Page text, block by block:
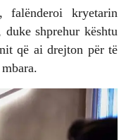
kryetarin
shprehur kështu
që ai drejton për të